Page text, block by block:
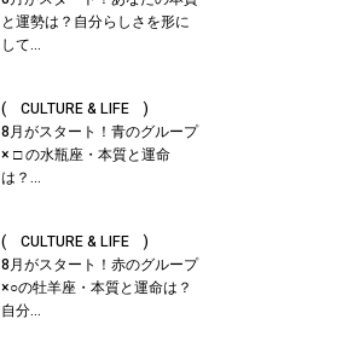
と運勢は？自分らしさを形に
して...
( CULTURE & LIFE )
8月がスタート！青のグループ
× □ の水瓶座・本質と運命
は？...
( CULTURE & LIFE )
8月がスタート！赤のグループ
×○の牡羊座・本質と運命は？
自分...